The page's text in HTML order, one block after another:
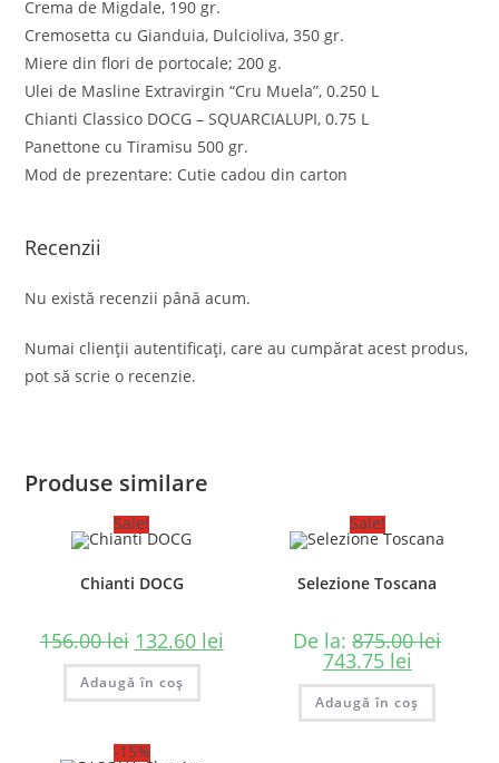
Crema de Migdale, 190 gr.
Cremosetta cu Gianduia, Dulcioliva, 350 gr.
Miere din flori de portocale; 200 g.
Ulei de Masline Extravirgin “Cru Muela”, 0.250 L
Chianti Classico DOCG – SQUARCIALUPI, 0.75 L
Panettone cu Tiramisu 500 gr.
Mod de prezentare: Cutie cadou din carton
Recenzii
Nu există recenzii până acum.
Numai clienții autentificați, care au cumpărat acest produs,
pot să scrie o recenzie.
Produse similare
Sale!
Chianti DOCG
156.00lei 132.60 lei
Adaugă în coș
Sale!
Selezione Toscana
De la:875.00lei
743.75 lei
Adaugă în coș
-15%